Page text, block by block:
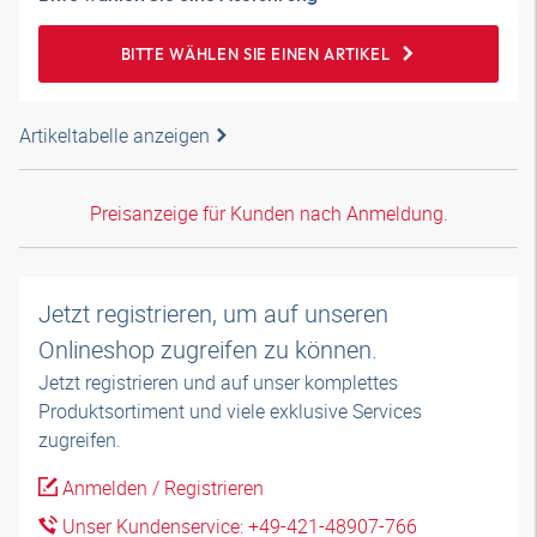
BITTE WÄHLEN SIE EINEN ARTIKEL
Artikeltabelle anzeigen
Preisanzeige für Kunden nach Anmeldung.
Jetzt registrieren, um auf unseren
Onlineshop zugreifen zu können.
Jetzt registrieren und auf unser komplettes
Produktsortiment und viele exklusive Services
zugreifen.
Anmelden / Registrieren
Unser Kundenservice: +49-421-48907-766